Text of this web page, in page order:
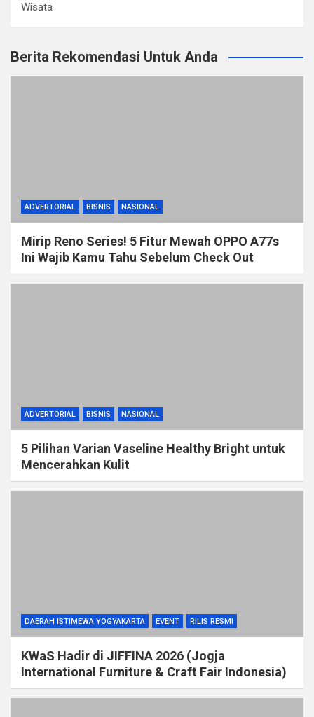
Wisata
Berita Rekomendasi Untuk Anda
ADVERTORIAL BISNIS NASIONAL
Mirip Reno Series! 5 Fitur Mewah OPPO A77s
Ini Wajib Kamu Tahu Sebelum Check Out
ADVERTORIAL BISNIS NASIONAL
5 Pilihan Varian Vaseline Healthy Bright untuk
Mencerahkan Kulit
DAERAH ISTIMEWA YOGYAKARTA EVENT RILIS RESMI
KWaS Hadir di JIFFINA 2026 (Jogja
International Furniture & Craft Fair Indonesia)